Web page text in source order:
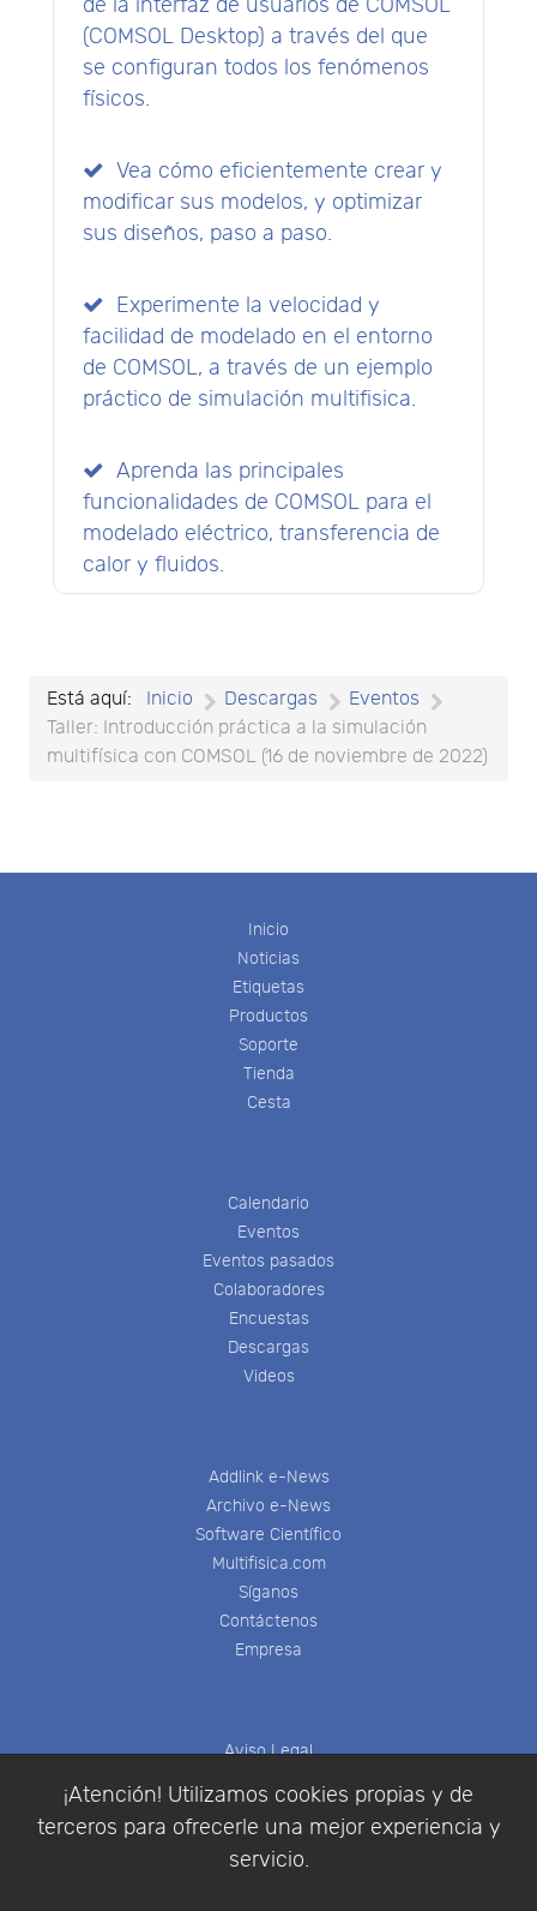
¡Atención! Utilizamos cookies propias y de
terceros para ofrecerle una mejor experiencia y
servicio.
de la interfaz de usuarios de COMSOL
(COMSOL Desktop) a través del que
se configuran todos los fenómenos
físicos.
Vea cómo eficientemente crear y
modificar sus modelos, y optimizar
sus diseños, paso a paso.
Experimente la velocidad y
facilidad de modelado en el entorno
de COMSOL, a través de un ejemplo
práctico de simulación multifisica.
Aprenda las principales
funcionalidades de COMSOL para el
modelado eléctrico, transferencia de
calor y fluidos.
Está aquí: Inicio Descargas
Eventos
Taller: Introducción práctica a la simulación
multifísica con COMSOL (16 de noviembre de 2022)
Inicio
Noticias
Etiquetas
Productos
Soporte
Tienda
Cesta
Calendario
Eventos
Eventos pasados
Colaboradores
Encuestas
Descargas
Videos
Addlink e-News
Archivo e-News
Software Científico
Multifisica.com
Síganos
Contáctenos
Empresa
Aviso Legal
Condiciones de compra
Identificarse